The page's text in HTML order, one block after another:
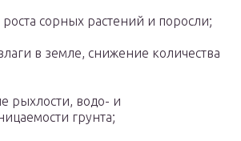
сорных растений и поросли;
в земле, снижение количества
рыхлости, водо- и
грунта;